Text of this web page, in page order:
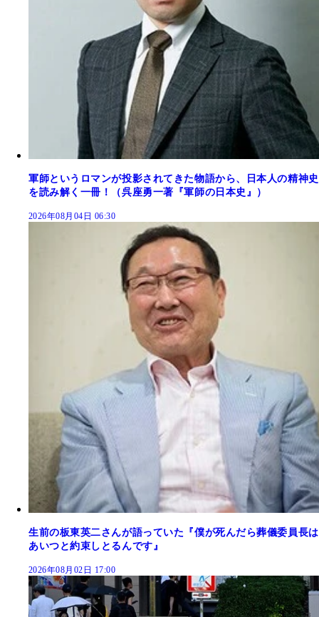
軍師というロマンが投影されてきた物語から、日本人の精神史
を読み解く一冊！（呉座勇一著『軍師の日本史』）
2026年08月04日 06:30
生前の板東英二さんが語っていた『僕が死んだら葬儀委員長は
あいつと約束しとるんです』
2026年08月02日 17:00